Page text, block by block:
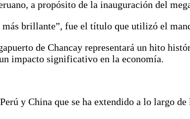
a propósito de la inauguración del
brillante”, fue el título que utilizó el
de Chancay representará un hito
impacto significativo en la economía.
y China que se ha extendido a lo largo de